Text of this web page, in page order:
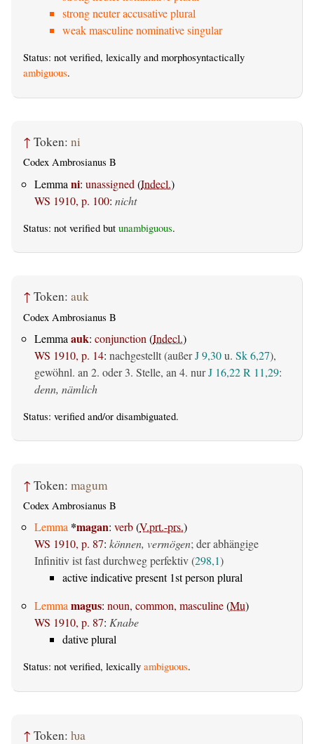
strong neuter accusative plural
weak masculine nominative singular
Status: not verified, lexically and morphosyntactically
ambiguous.
↑ Token: ni
Codex Ambrosianus B
Lemma ni: unassigned (Indecl.)
WS 1910, p. 100: nicht
Status: not verified but unambiguous.
↑ Token: auk
Codex Ambrosianus B
Lemma auk: conjunction (Indecl.)
WS 1910, p. 14: nachgestellt (außerJ 9,30u. Sk 6,27),
gewöhnl. an 2. oder 3. Stelle, an 4. nurJ 16,22R 11,29:
denn, nämlich
Status: verified and/or disambiguated.
↑ Token: magum
Codex Ambrosianus B
Lemma *magan: verb(V.prt.-prs.)
WS 1910, p. 87: können, vermögen; der abhängige
Infinitiv ist fast durchweg perfektiv (298,1)
active indicative present 1st person plural
Lemmamagus: noun, common, masculine(Mu)
WS 1910, p. 87: Knabe
dative plural
Status: not verified, lexically ambiguous.
↑ Token: ƕa